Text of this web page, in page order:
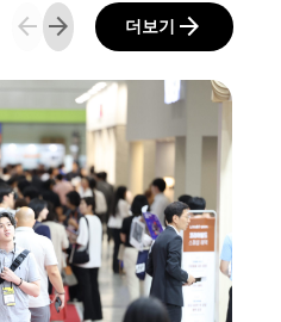
arrow_backarrow_forward 더보기 arrow_forward